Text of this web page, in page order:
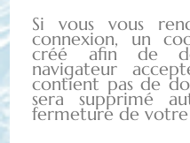
Si vous vous
connexion, un
créé afin de
navigateur
contient pas de
sera supprimé
fermeture de